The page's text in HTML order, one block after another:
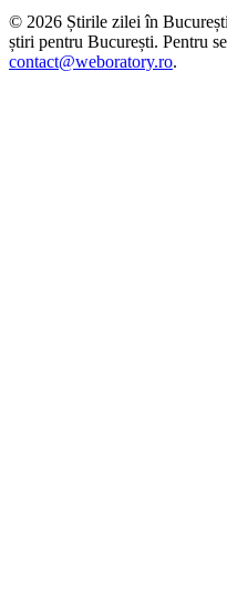
© 2026 Știrile zilei în București
știri pentru București. Pentru
contact@weboratory.ro.